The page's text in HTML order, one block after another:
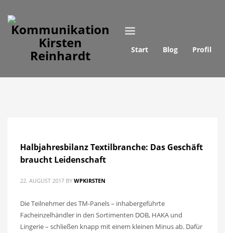
Start Blog Profil
Halbjahresbilanz Textilbranche: Das Geschäft
braucht Leidenschaft
22. AUGUST 2017 BY WPKIRSTEN
Die Teilnehmer des TM-Panels – inhabergeführte
Facheinzelhändler in den Sortimenten DOB, HAKA und
Lingerie – schließen knapp mit einem kleinen Minus ab. Dafür